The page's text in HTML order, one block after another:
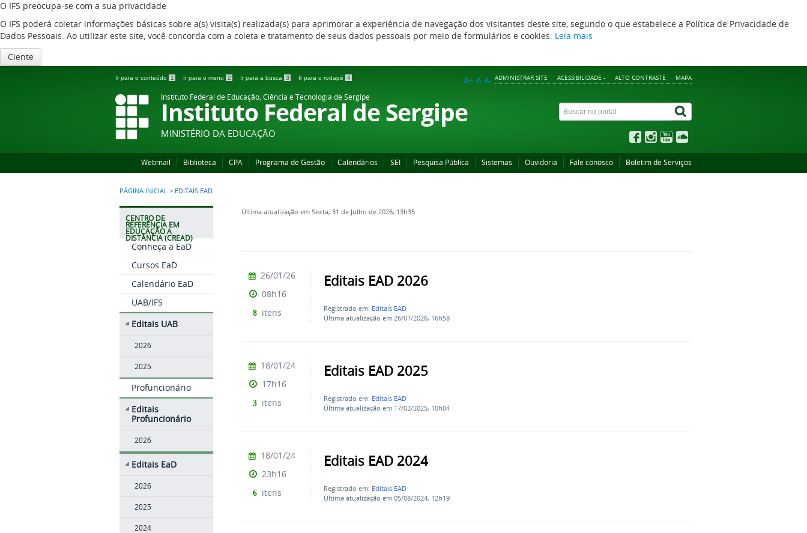
O IFS preocupa-se com a sua privacidade
O IFS poderá coletar informações básicas sobre a(s) visita(s) realizada(s) para aprimorar a experiência de navegação dos visitantes deste site, segundo o que estabelece a Política de Privacidade de
Dados Pessoais. Ao utilizar este site, você concorda com a coleta e tratamento de seus dados pessoais por meio de formulários e cookies. Leia mais
Ciente
Ir para o conteúdo 1 Ir para o menu 2 Ir para a busca 3 Ir para o rodapé 4 ADMINISTRAR SITE ACESSIBILIDADE - ALTO CONTRASTE MAPA
A+ A A-
Instituto Federal de Educação, Ciência e Tecnologia de Sergipe
Instituto Federal de Sergipe
MINISTÉRIO DA EDUCAÇÃO
Webmail Biblioteca CPA Programa de Gestão Calendários SEI Pesquisa Pública Sistemas Ouvidoria Fale conosco Boletim de Serviços
PÁGINA INICIAL > EDITAIS EAD
CENTRO DE
REFERÊNCIA EM
EDUCAÇÃO A
DISTÂNCIA (CREAD)
Conheça a EaD
Cursos EaD
Calendário EaD
UAB/IFS
Editais UAB
2026
2025
Profuncionário
Editais
Profuncionário
2026
Editais EaD
2026
2025
2024
Última atualização em Sexta, 31 de Julho de 2026, 13h35
Editais EAD 2026
Registrado em: Editais EAD
Última atualização em 26/01/2026, 16h58
26/01/26
08h16
8 itens
Editais EAD 2025
Registrado em: Editais EAD
Última atualização em 17/02/2025, 10h04
18/01/24
17h16
3 itens
Editais EAD 2024
Registrado em: Editais EAD
Última atualização em 05/08/2024, 12h19
18/01/24
23h16
6 itens